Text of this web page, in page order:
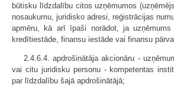
būtisku līdzdalību citos uzņēmumos
nosaukumu, juridisko adresi, reģistrācijas
apmēru, kā arī īpaši norādot, ja uzņēmums
kredītiestāde, finansu iestāde vai finansu
2.4.6.4. apdrošinātāja akcionāru -
vai citu juridisku personu - kompetentas
par līdzdalību šajā apdrošinātājā;